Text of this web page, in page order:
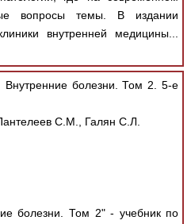
вопросы темы. В издании
внутренней медицины...
Внутренние болезни. Том 2. 5-е
С.М., Галян С.Л.
болезни. Том 2" - учебник по